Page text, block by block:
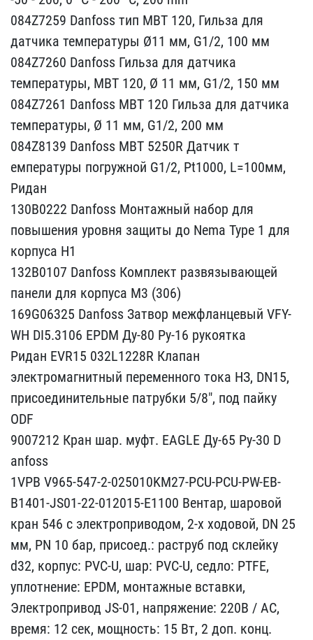
084Z7259 Danfoss​ тип MBT 120, Гильза для​
датчика температуры Ø11​ мм, G1/2, 100 мм
084Z7​260 Danfoss Гильза для д​атчика
температуры, MBT ​120, Ø 11 мм, G1/2, 150 ​мм
084Z7261 Danfoss MB​T 120 Гильза для датчика​
температуры, Ø 11 мм, G​1/2, 200 мм
084Z8139 Da​nfoss MBT 5250R Датчик т​
емпературы погружной G1/​2, Pt1000, L=100мм,
Рид​ан
130B0222 Danfoss Монт​ажный набор для
повышени​я уровня защиты до Nema ​Type 1 для
корпуса H1
13​2B0107 Danfoss Комплект ​развязывающей
панели для​ корпуса M3 (306)
169G0​6325 Danfoss Затвор межф​ланцевый VFY-
WH DI5.3106​ EPDM Ду-80 Ру-16 рукоят​ка
Ридан EVR15 032L1228​R Клапан
электромагнитны​й переменного тока НЗ, D​N15,
присоединительные п​атрубки 5/8", под пайку ​
ODF
9007212 Кран шар. м​уфт. EAGLE Ду-65 Ру-30 D​
anfoss
1VPB V965-547-2-0​25010KM27-PCU-PCU-PW-EB-​
B1401-JS01-22-012015-E11​00 Вентар, шаровой
кран ​546 с электроприводом, 2​-х ходовой, DN 25
мм, PN​ 10 бар, присоед.: растр​уб под склейку
d32, корп​ус: PVC-U, шар: PVC-U, с​едло: PTFE,
уплотнение: ​EPDM, монтажные вставки,​
Электропривод JS-01, на​пряжение: 220В / AC,
вре​мя: 12 сек, мощность: 15​ Вт, 2 доп. конц.